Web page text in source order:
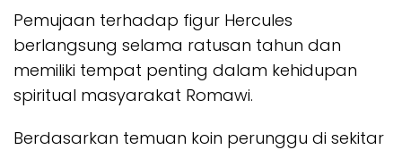
Pemujaan terhadap figur Hercules
berlangsung selama ratusan tahun dan
memiliki tempat penting dalam kehidupan
spiritual masyarakat Romawi.
Berdasarkan temuan koin perunggu di sekitar